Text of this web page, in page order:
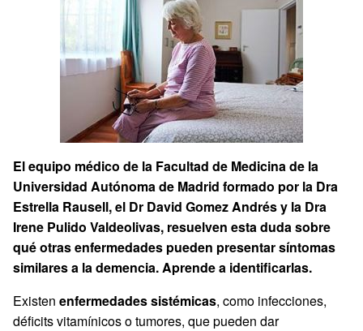
El equipo médico de la Facultad de Medicina de la
Universidad Autónoma de Madrid formado por la Dra
Estrella Rausell, el Dr David Gomez Andrés y la Dra
Irene Pulido Valdeolivas, resuelven esta duda sobre
qué otras enfermedades pueden presentar síntomas
similares a la demencia. Aprende a identificarlas.
Existen enfermedades sistémicas, como infecciones,
déficits vitamínicos o tumores, que pueden dar